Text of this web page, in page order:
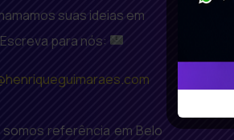
suas ideias em
para nós:
somos referência em Belo